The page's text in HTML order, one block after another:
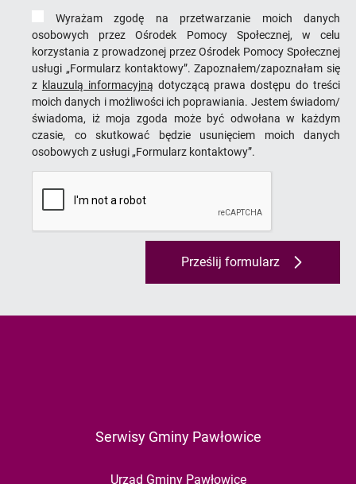
Wyrażam zgodę na przetwarzanie moich danych
osobowych przez Ośrodek Pomocy Społecznej, w celu
korzystania z prowadzonej przez Ośrodek Pomocy Społecznej
usługi „Formularz kontaktowy”. Zapoznałem/zapoznałam się
z klauzulą informacyjną dotyczącą prawa dostępu do treści
moich danych i możliwości ich poprawiania. Jestem świadom/
świadoma, iż moja zgoda może być odwołana w każdym
czasie, co skutkować będzie usunięciem moich danych
osobowych z usługi „Formularz kontaktowy”.
Prześlij formularz
Serwisy Gminy Pawłowice
Urząd Gminy Pawłowice